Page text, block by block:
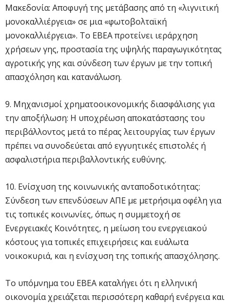
Μακεδονία: Αποφυγή της μετάβασης από τη «λιγνιτική
μονοκαλλιέργεια» σε μια «φωτοβολταϊκή
μονοκαλλιέργεια». Το ΕΒΕΑ προτείνει ιεράρχηση
χρήσεων γης, προστασία της υψηλής παραγωγικότητας
αγροτικής γης και σύνδεση των έργων με την τοπική
απασχόληση και κατανάλωση.
9. Μηχανισμοί χρηματοοικονομικής διασφάλισης για
την αποξήλωση: Η υποχρέωση αποκατάστασης του
περιβάλλοντος μετά το πέρας λειτουργίας των έργων
πρέπει να συνοδεύεται από εγγυητικές επιστολές ή
ασφαλιστήρια περιβαλλοντικής ευθύνης.
10. Ενίσχυση της κοινωνικής ανταποδοτικότητας:
Σύνδεση των επενδύσεων ΑΠΕ με μετρήσιμα οφέλη για
τις τοπικές κοινωνίες, όπως η συμμετοχή σε
Ενεργειακές Κοινότητες, η μείωση του ενεργειακού
κόστους για τοπικές επιχειρήσεις και ευάλωτα
νοικοκυριά, και η ενίσχυση της τοπικής απασχόλησης.
Το υπόμνημα του ΕΒΕΑ καταλήγει ότι η ελληνική
οικονομία χρειάζεται περισσότερη καθαρή ενέργεια και